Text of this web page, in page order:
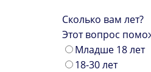
Сколько вам лет?
Этот вопрос
Младше 18 лет
18-30 лет